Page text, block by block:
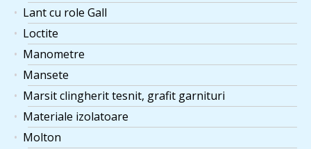
Lant cu role Gall
Loctite
Manometre
Mansete
Marsit clingherit tesnit, grafit garnituri
Materiale izolatoare
Molton